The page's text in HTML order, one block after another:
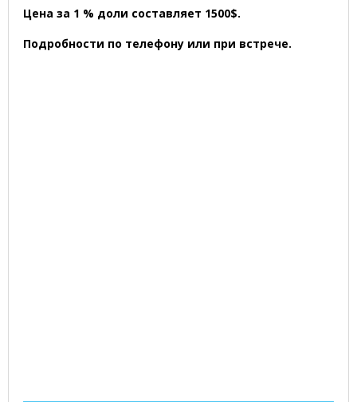
Цена за 1 % доли составляет 1500$.
Подробности по телефону или при встрече.